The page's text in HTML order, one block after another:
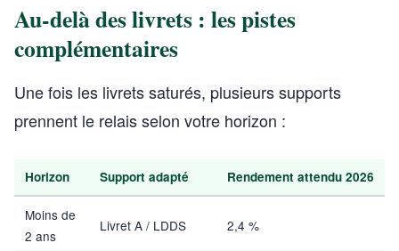
Au-delà des livrets : les pistes
complémentaires
Une fois les livrets saturés, plusieurs supports
prennent le relais selon votre horizon :
Horizon Support adapté Rendement attendu 2026
Moins de
2 ans
Livret A / LDDS 2,4 %